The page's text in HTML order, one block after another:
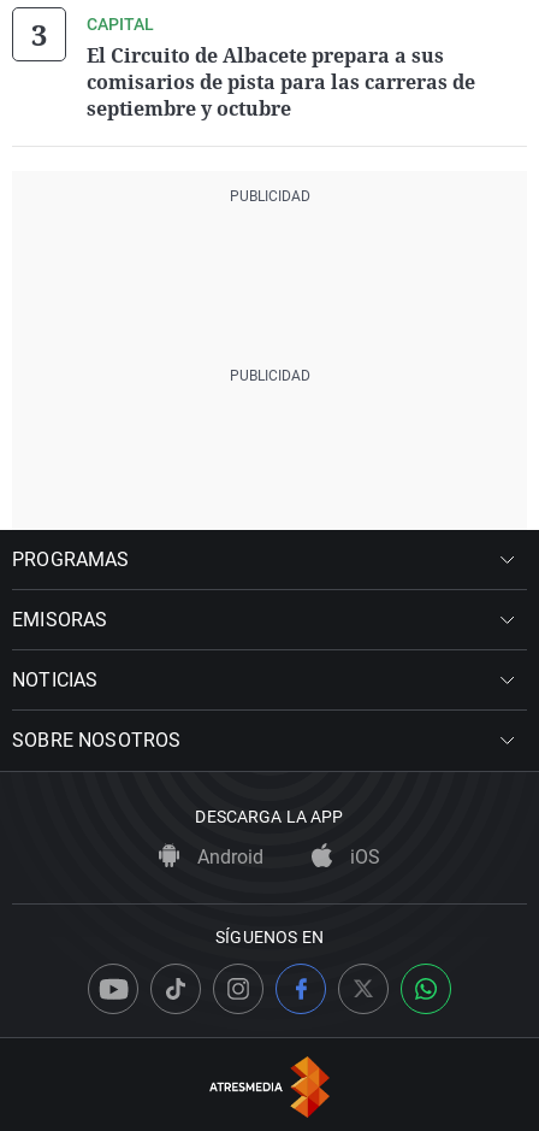
CAPITAL
El Circuito de Albacete prepara a sus
comisarios de pista para las carreras de
septiembre y octubre
PROGRAMAS
EMISORAS
NOTICIAS
SOBRE NOSOTROS
DESCARGA LA APP
Android iOS
SÍGUENOS EN